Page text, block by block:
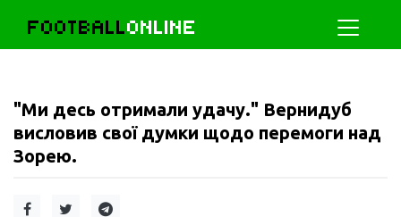
FOOTBALLONLINE
"Ми десь отримали удачу." Вернидуб
висловив свої думки щодо перемоги над
Зорею.